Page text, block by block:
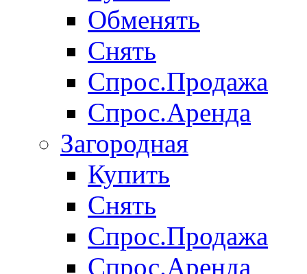
Обменять
Снять
Спрос.Продажа
Спрос.Аренда
Загородная
Купить
Снять
Спрос.Продажа
Спрос.Аренда